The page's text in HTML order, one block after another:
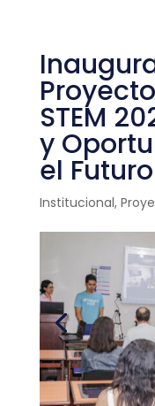
STEM
y
el Futuro
Institucional,